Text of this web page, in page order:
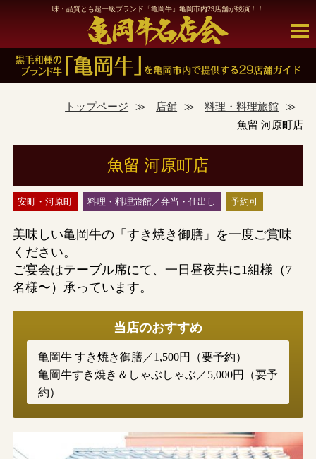
味・品質とも超一級ブランド「亀岡牛」亀岡市内29店舗が競演！！
トップページ 店舗
料理・料理旅館
魚留 河原町店
魚留 河原町店
安町・河原町 料理・料理旅館 弁当・仕出し 予約可
美味しい亀岡牛の「すき焼き御膳」を一度ご賞味
ください。
ご宴会はテーブル席にて、一日昼夜共に1組様（7
名様〜）承っています。
当店のおすすめ
亀岡牛 すき焼き御膳／1,500円（要予約）
亀岡牛すき焼き＆しゃぶしゃぶ／5,000円（要予
約）